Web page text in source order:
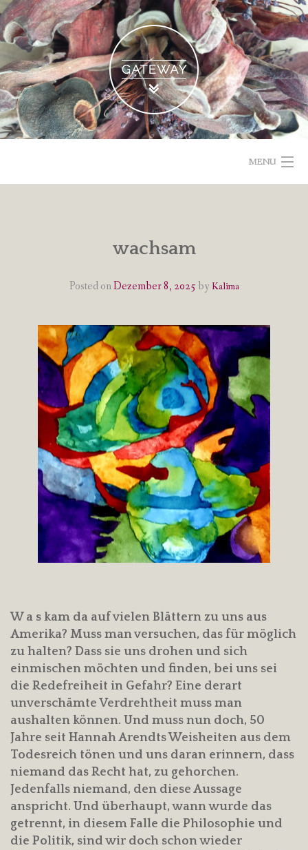
Skip
to
content
MENU
IMPRESSUM & DATENSCHUTZ
wachsam
Posted onDezember 8, 2025 by Kalima
W a s kam da auf vielen Blättern zu uns aus
Amerika? Muss man versuchen, das für möglich
zu halten? Dass sie uns drohen und sich
einmischen möchten und finden, bei uns sei
die Redefreiheit in Gefahr? Eine derart
unverschämte Verdrehtheit muss man
aushalten können. Und muss nun doch, 50
Jahre seit Hannah Arendts Weisheiten aus dem
Todesreich tönen und uns daran erinnern, dass
niemand das Recht hat, zu gehorchen.
Jedenfalls niemand, den diese Aussage
anspricht. Und überhaupt, wann wurde das
getrennt, in diesem Falle die Philosophie und
die Politik, sind wir doch schon wieder